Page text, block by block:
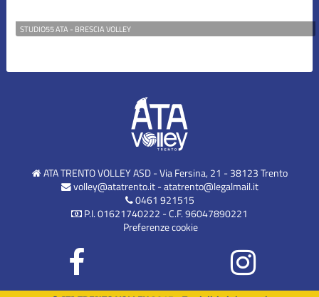
STUDIO55 ATA - BRESCIA VOLLEY
ATA TRENTO VOLLEY ASD - Via Fersina, 21 - 38123 Trento
volley@atatrento.it-atatrento@legalmail.it
0461 921515
P.I. 01621740222 - C.F. 96047890221
Preferenze cookie